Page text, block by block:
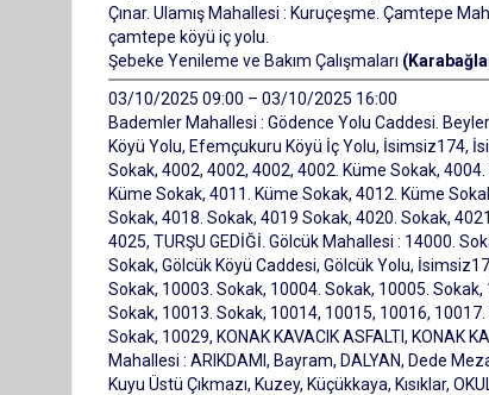
Çınar. Ulamış Mahallesi : Kuruçeşme. Çamtepe
çamtepe köyü iç yolu.
Şebeke Yenileme ve Bakım Çalışmaları
03/10/2025 09:00 – 03/10/2025 16:00
Bademler Mahallesi : Gödence Yolu Caddesi.
Köyü Yolu, Efemçukuru Köyü İç Yolu, İsimsiz174,
Sokak, 4002, 4002, 4002, 4002. Küme Sokak,
Küme Sokak, 4011. Küme Sokak, 4012. Küme
Sokak, 4018. Sokak, 4019 Sokak, 4020. Sokak,
4025, TURŞU GEDİĞİ. Gölcük Mahallesi : 14000.
Sokak, Gölcük Köyü Caddesi, Gölcük Yolu,
Sokak, 10003. Sokak, 10004. Sokak, 10005.
Sokak, 10013. Sokak, 10014, 10015, 10016,
Sokak, 10029, KONAK KAVACIK ASFALTI, KONAK
Mahallesi : ARIKDAMI, Bayram, DALYAN, Dede
Kuyu Üstü Çıkmazı, Kuzey, Küçükkaya, Kısıklar,